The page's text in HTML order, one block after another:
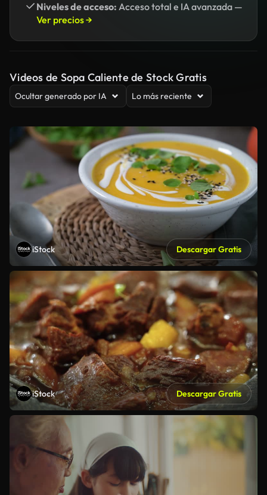
Niveles de acceso: Acceso total e IA avanzada —
Ver precios →
Videos de Sopa Caliente de Stock Gratis
Ocultar generado por IA Lo más reciente
iStock Descargar Gratis
iStock Descargar Gratis